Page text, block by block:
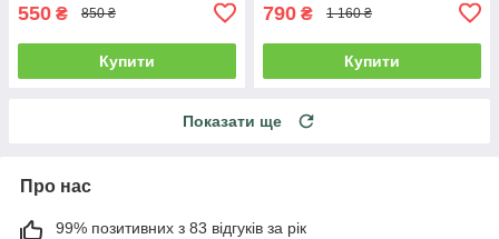
550 ₴ 850 ₴
Купити
790 ₴ 1 160 ₴
Купити
Показати ще
Про нас
99% позитивних з 83 відгуків за рік